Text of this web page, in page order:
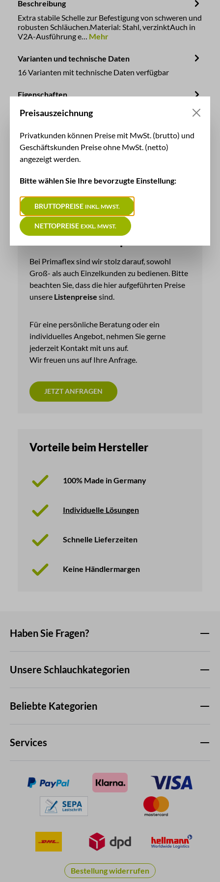
Beschreibung
Extra stabile Schelle zur Befestigung von schweren und
robusten Schläuchen.Material: Stahl, verzinktAuch in
V2A-Ausführung e… Mehr
Varianten und technische Daten
16 Varianten mit technische Daten verfügbar
Eigenschaften
Erfahren Sie mehr über die Merkmale, Eigenschafften
und Beschaffenheit unserer Produkte.
Trusted Shops Bewertungen
Bei Primaflex sind wir stolz darauf, sowohl
Groß- als auch Einzelkunden zu bedienen. Bitte
beachten Sie, dass die hier aufgeführten Preise
unsere Listenpreise sind.
Für eine persönliche Beratung oder ein
individuelles Angebot, nehmen Sie gerne
jederzeit Kontakt mit uns auf.
Wir freuen uns auf Ihre Anfrage.
JETZT ANFRAGEN
Vorteile beim Hersteller
100% Made in Germany
Individuelle Lösungen
Schnelle Lieferzeiten
Keine Händlermargen
Haben Sie Fragen?
Unsere Schlauchkategorien
Beliebte Kategorien
Services
Bestellung widerrufen
Preisauszeichnung
Privatkunden können Preise mit MwSt. (brutto) und
Geschäftskunden Preise ohne MwSt. (netto)
angezeigt werden.
Bitte wählen Sie Ihre bevorzugte Einstellung:
BRUTTOPREISE INKL. MWST.
NETTOPREISE EXKL. MWST.